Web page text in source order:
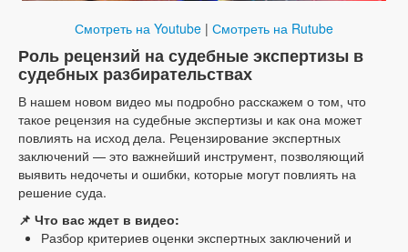
Смотреть на Youtube | Смотреть на Rutube
Роль рецензий на судебные экспертизы в
судебных разбирательствах
В нашем новом видео мы подробно расскажем о том, что
такое рецензия на судебные экспертизы и как она может
повлиять на исход дела. Рецензирование экспертных
заключений — это важнейший инструмент, позволяющий
выявить недочеты и ошибки, которые могут повлиять на
решение суда.
📌 Что вас ждет в видео:
Разбор критериев оценки экспертных заключений и